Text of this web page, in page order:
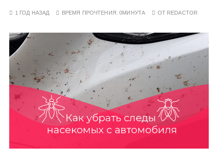
1 ГОД НАЗАД ВРЕМЯ ПРОЧТЕНИЯ:0МИНУТА ОТ REDACTOR